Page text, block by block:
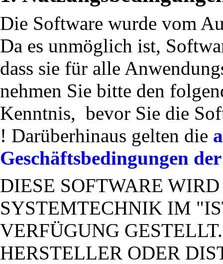
Die Software wurde vom
Da es unmöglich ist,
dass sie für alle
nehmen Sie bitte den
Kenntnis, bevor Sie die
! Darüberhinaus gelten die
Geschäftsbedingungen
DIESE SOFTWARE
SYSTEMTECHNIK IM
VERFÜGUNG
HERSTELLER ODER